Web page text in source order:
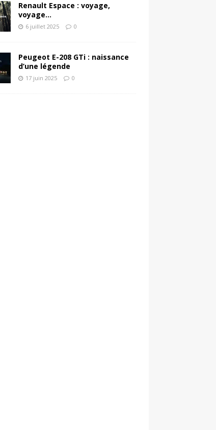
Renault Espace : voyage,
voyage…
6 juillet 2025 0
Peugeot E-208 GTi : naissance
d’une légende
17 juin 2025 0